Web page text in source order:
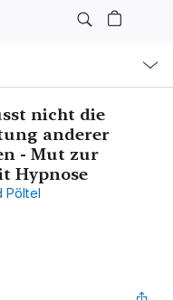
nicht die
anderer
- Mut zur
Hypnose
Pöltel